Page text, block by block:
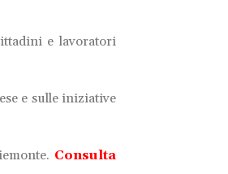
e lavoratori
e sulle iniziative
Consulta